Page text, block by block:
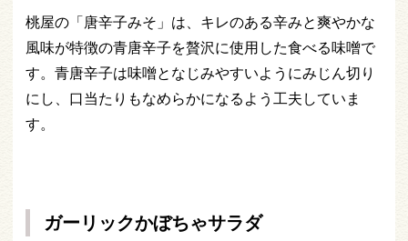
桃屋の「唐辛子みそ」は、キレのある辛みと爽やかな
風味が特徴の青唐辛子を贅沢に使用した食べる味噌で
す。青唐辛子は味噌となじみやすいようにみじん切り
にし、口当たりもなめらかになるよう工夫していま
す。
ガーリックかぼちゃサラダ